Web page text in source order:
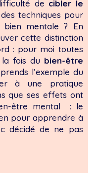
de cibler le
techniques pour
bien mentale ? En
cette distinction
: pour moi toutes
fois du bien-être
l’exemple du
à une pratique
que ses effets ont
être mental : le
pour apprendre à
décidé de ne pas